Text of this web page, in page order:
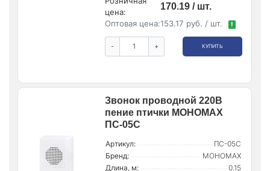
цена:
170.19 / шт.
Оптовая цена:153.17 руб. / шт. !
- + КУПИТЬ
Звонок проводной 220В
пение птички МОНОМАХ
ПС-05С
Артикул:
ПС-05С
Бренд:
МОНОМАХ
Длина, м:
0.15